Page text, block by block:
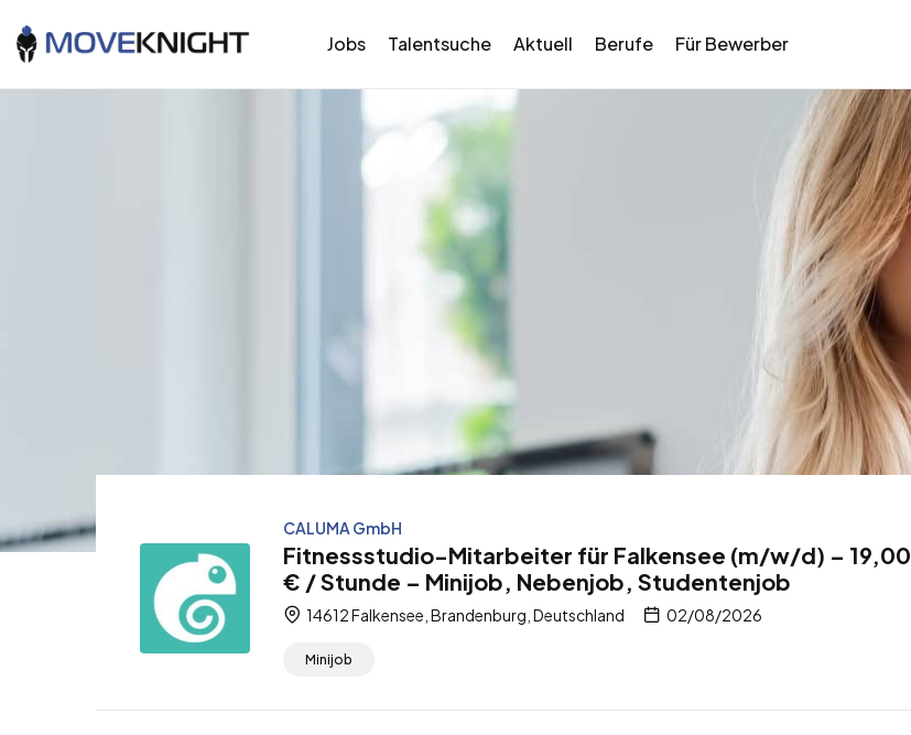
Jobs Talentsuche Aktuell Berufe Für Bewerber
CALUMA GmbH
Fitnessstudio-Mitarbeiter für Falkensee (m/w/d) – 19,00
€ / Stunde – Minijob, Nebenjob, Studentenjob
14612 Falkensee, Brandenburg, Deutschland 02/08/2026
Minijob